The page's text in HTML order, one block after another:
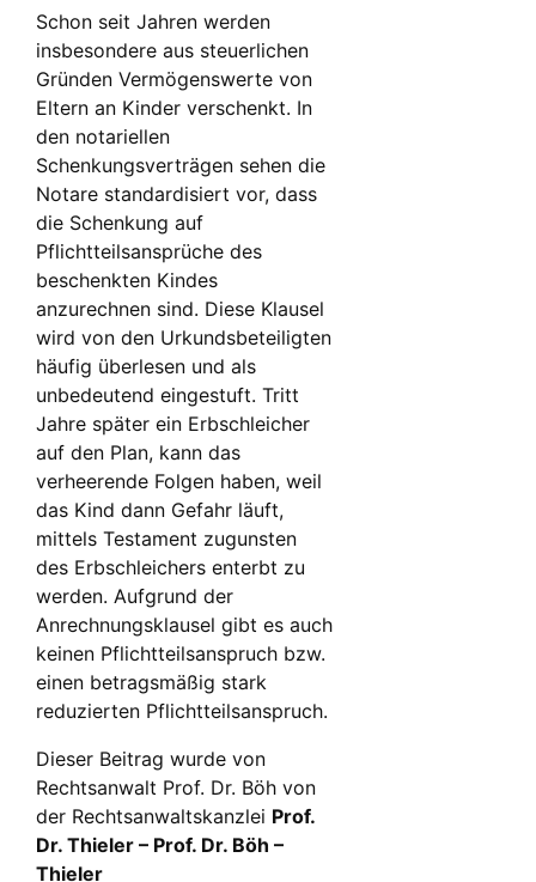
Schon seit Jahren werden
insbesondere aus steuerlichen
Gründen Vermögenswerte von
Eltern an Kinder verschenkt. In
den notariellen
Schenkungsverträgen sehen die
Notare standardisiert vor, dass
die Schenkung auf
Pflichtteilsansprüche des
beschenkten Kindes
anzurechnen sind. Diese Klausel
wird von den Urkundsbeteiligten
häufig überlesen und als
unbedeutend eingestuft. Tritt
Jahre später ein Erbschleicher
auf den Plan, kann das
verheerende Folgen haben, weil
das Kind dann Gefahr läuft,
mittels Testament zugunsten
des Erbschleichers enterbt zu
werden. Aufgrund der
Anrechnungsklausel gibt es auch
keinen Pflichtteilsanspruch bzw.
einen betragsmäßig stark
reduzierten Pflichtteilsanspruch.
Dieser Beitrag wurde von
Rechtsanwalt Prof. Dr. Böh von
der Rechtsanwaltskanzlei Prof.
Dr. Thieler – Prof. Dr. Böh –
Thieler